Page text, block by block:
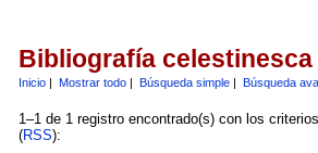
Bibliografía celestinesca
Inicio| Mostrar todo| Búsqueda simple| Búsqueda
1–1 de 1 registro encontrado(s) con los
(RSS):